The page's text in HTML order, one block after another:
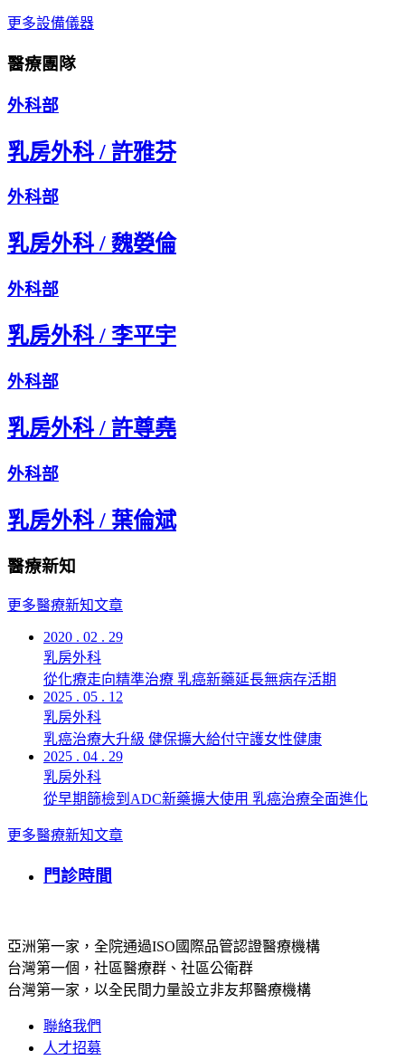
更多設備儀器
醫療團隊
外科部
乳房外科 / 許雅芬
外科部
乳房外科 / 魏嫈倫
外科部
乳房外科 / 李平宇
外科部
乳房外科 / 許尊堯
外科部
乳房外科 / 葉倫斌
醫療新知
更多醫療新知文章
2020 . 02 . 29
乳房外科
從化療走向精準治療 乳癌新藥延長無病存活期
2025 . 05 . 12
乳房外科
乳癌治療大升級 健保擴大給付守護女性健康
2025 . 04 . 29
乳房外科
從早期篩檢到ADC新藥擴大使用 乳癌治療全面進化
更多醫療新知文章
門診時間
亞洲第一家，全院通過ISO國際品管認證醫療機構
台灣第一個，社區醫療群、社區公衛群
台灣第一家，以全民間力量設立非友邦醫療機構
聯絡我們
人才招募